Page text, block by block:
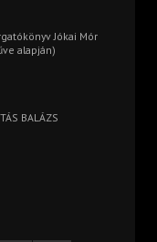
Jókai Mór
alapján)
BALÁZS